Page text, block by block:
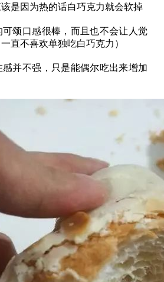
是因为热的话白巧克力就会软掉
颂口感很棒，而且也不会让人觉
直不喜欢单独吃白巧克力）
并不强，只是能偶尔吃出来增加